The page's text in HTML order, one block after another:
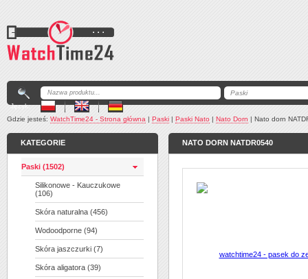
Język:
Gdzie jesteś: WatchTime24 - Strona główna | Paski | Paski Nato | Nato Dorn | Nato dorn
KATEGORIE
Paski (1502)
Silikonowe - Kauczukowe
(106)
Skóra naturalna (456)
Wodoodporne (94)
Skóra jaszczurki (7)
Skóra aligatora (39)
NATO DORN NATDR0540